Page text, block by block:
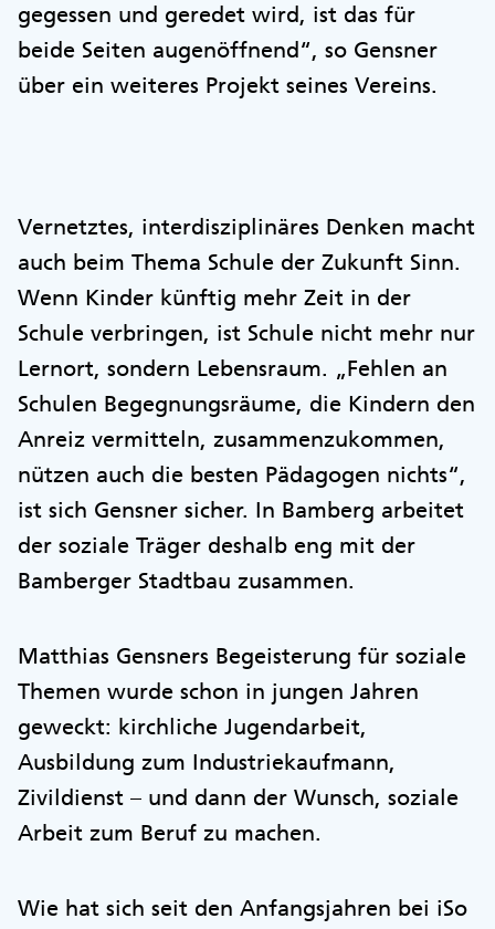
gegessen und geredet wird, ist das für
beide Seiten augenöffnend“, so Gensner
über ein weiteres Projekt seines Vereins.
Vernetztes, interdisziplinäres Denken macht
auch beim Thema Schule der Zukunft Sinn.
Wenn Kinder künftig mehr Zeit in der
Schule verbringen, ist Schule nicht mehr nur
Lernort, sondern Lebensraum. „Fehlen an
Schulen Begegnungsräume, die Kindern den
Anreiz vermitteln, zusammenzukommen,
nützen auch die besten Pädagogen nichts“,
ist sich Gensner sicher. In Bamberg arbeitet
der soziale Träger deshalb eng mit der
Bamberger Stadtbau zusammen.
Matthias Gensners Begeisterung für soziale
Themen wurde schon in jungen Jahren
geweckt: kirchliche Jugendarbeit,
Ausbildung zum Industriekaufmann,
Zivildienst – und dann der Wunsch, soziale
Arbeit zum Beruf zu machen.
Wie hat sich seit den Anfangsjahren bei iSo